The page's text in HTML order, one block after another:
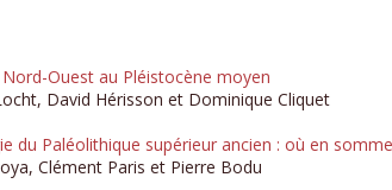
Nord-Ouest au Pléistocène moyen
David Hérisson et Dominique Cliquet
du Paléolithique supérieur ancien : où en
Clément Paris et Pierre Bodu